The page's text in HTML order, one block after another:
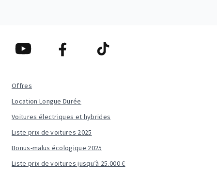
Offres
Location Longue Durée
Voitures électriques et hybrides
Liste prix de voitures 2025
Bonus-malus écologique 2025
Liste prix de voitures jusqu’à 25.000 €